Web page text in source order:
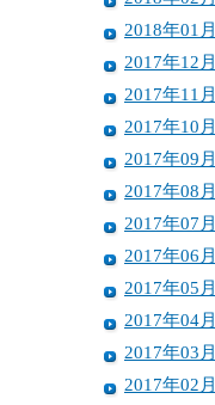
2018年01月
2017年12月
2017年11月
2017年10月
2017年09月
2017年08月
2017年07月
2017年06月
2017年05月
2017年04月
2017年03月
2017年02月